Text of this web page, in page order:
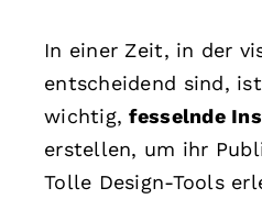
In einer Zeit, in der
entscheidend sind,
wichtig,fesselnde
erstellen, um ihr
Tolle Design-Tools